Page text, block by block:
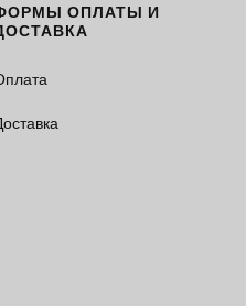
ОПЛАТЫ И